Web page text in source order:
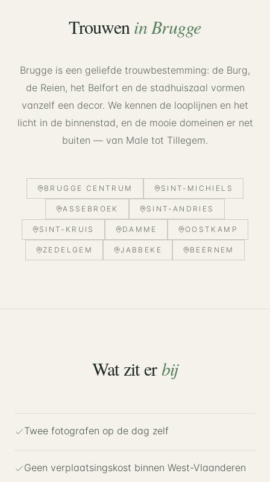
TrouweninBrugge
Brugge is een geliefde trouwbestemming: de Burg,
de Reien, het Belfort en de stadhuiszaal vormen
vanzelf een decor. We kennen de looplijnen en het
licht in de binnenstad, en de mooie domeinen er net
buiten — van Male tot Tillegem.
BRUGGE CENTRUM SINT-MICHIELS
ASSEBROEK SINT-ANDRIES
SINT-KRUIS DAMME OOSTKAMP
ZEDELGEM JABBEKE BEERNEM
Wat zit erbij
Twee fotografen op de dag zelf
Geen verplaatsingskost binnen West-Vlaanderen